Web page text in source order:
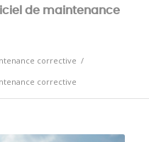
de maintenance
corrective /
corrective